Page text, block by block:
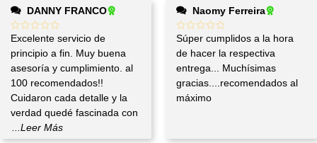
DANNY FRANCO
Excelente servicio de
principio a fin. Muy buena
asesoría y cumplimiento. al
100 recomendados!!
Cuidaron cada detalle y la
verdad quedé fascinada con
...Leer Más
Naomy Ferreira
Súper cumplidos a la hora
de hacer la respectiva
entrega... Muchísimas
gracias....recomendados al
máximo